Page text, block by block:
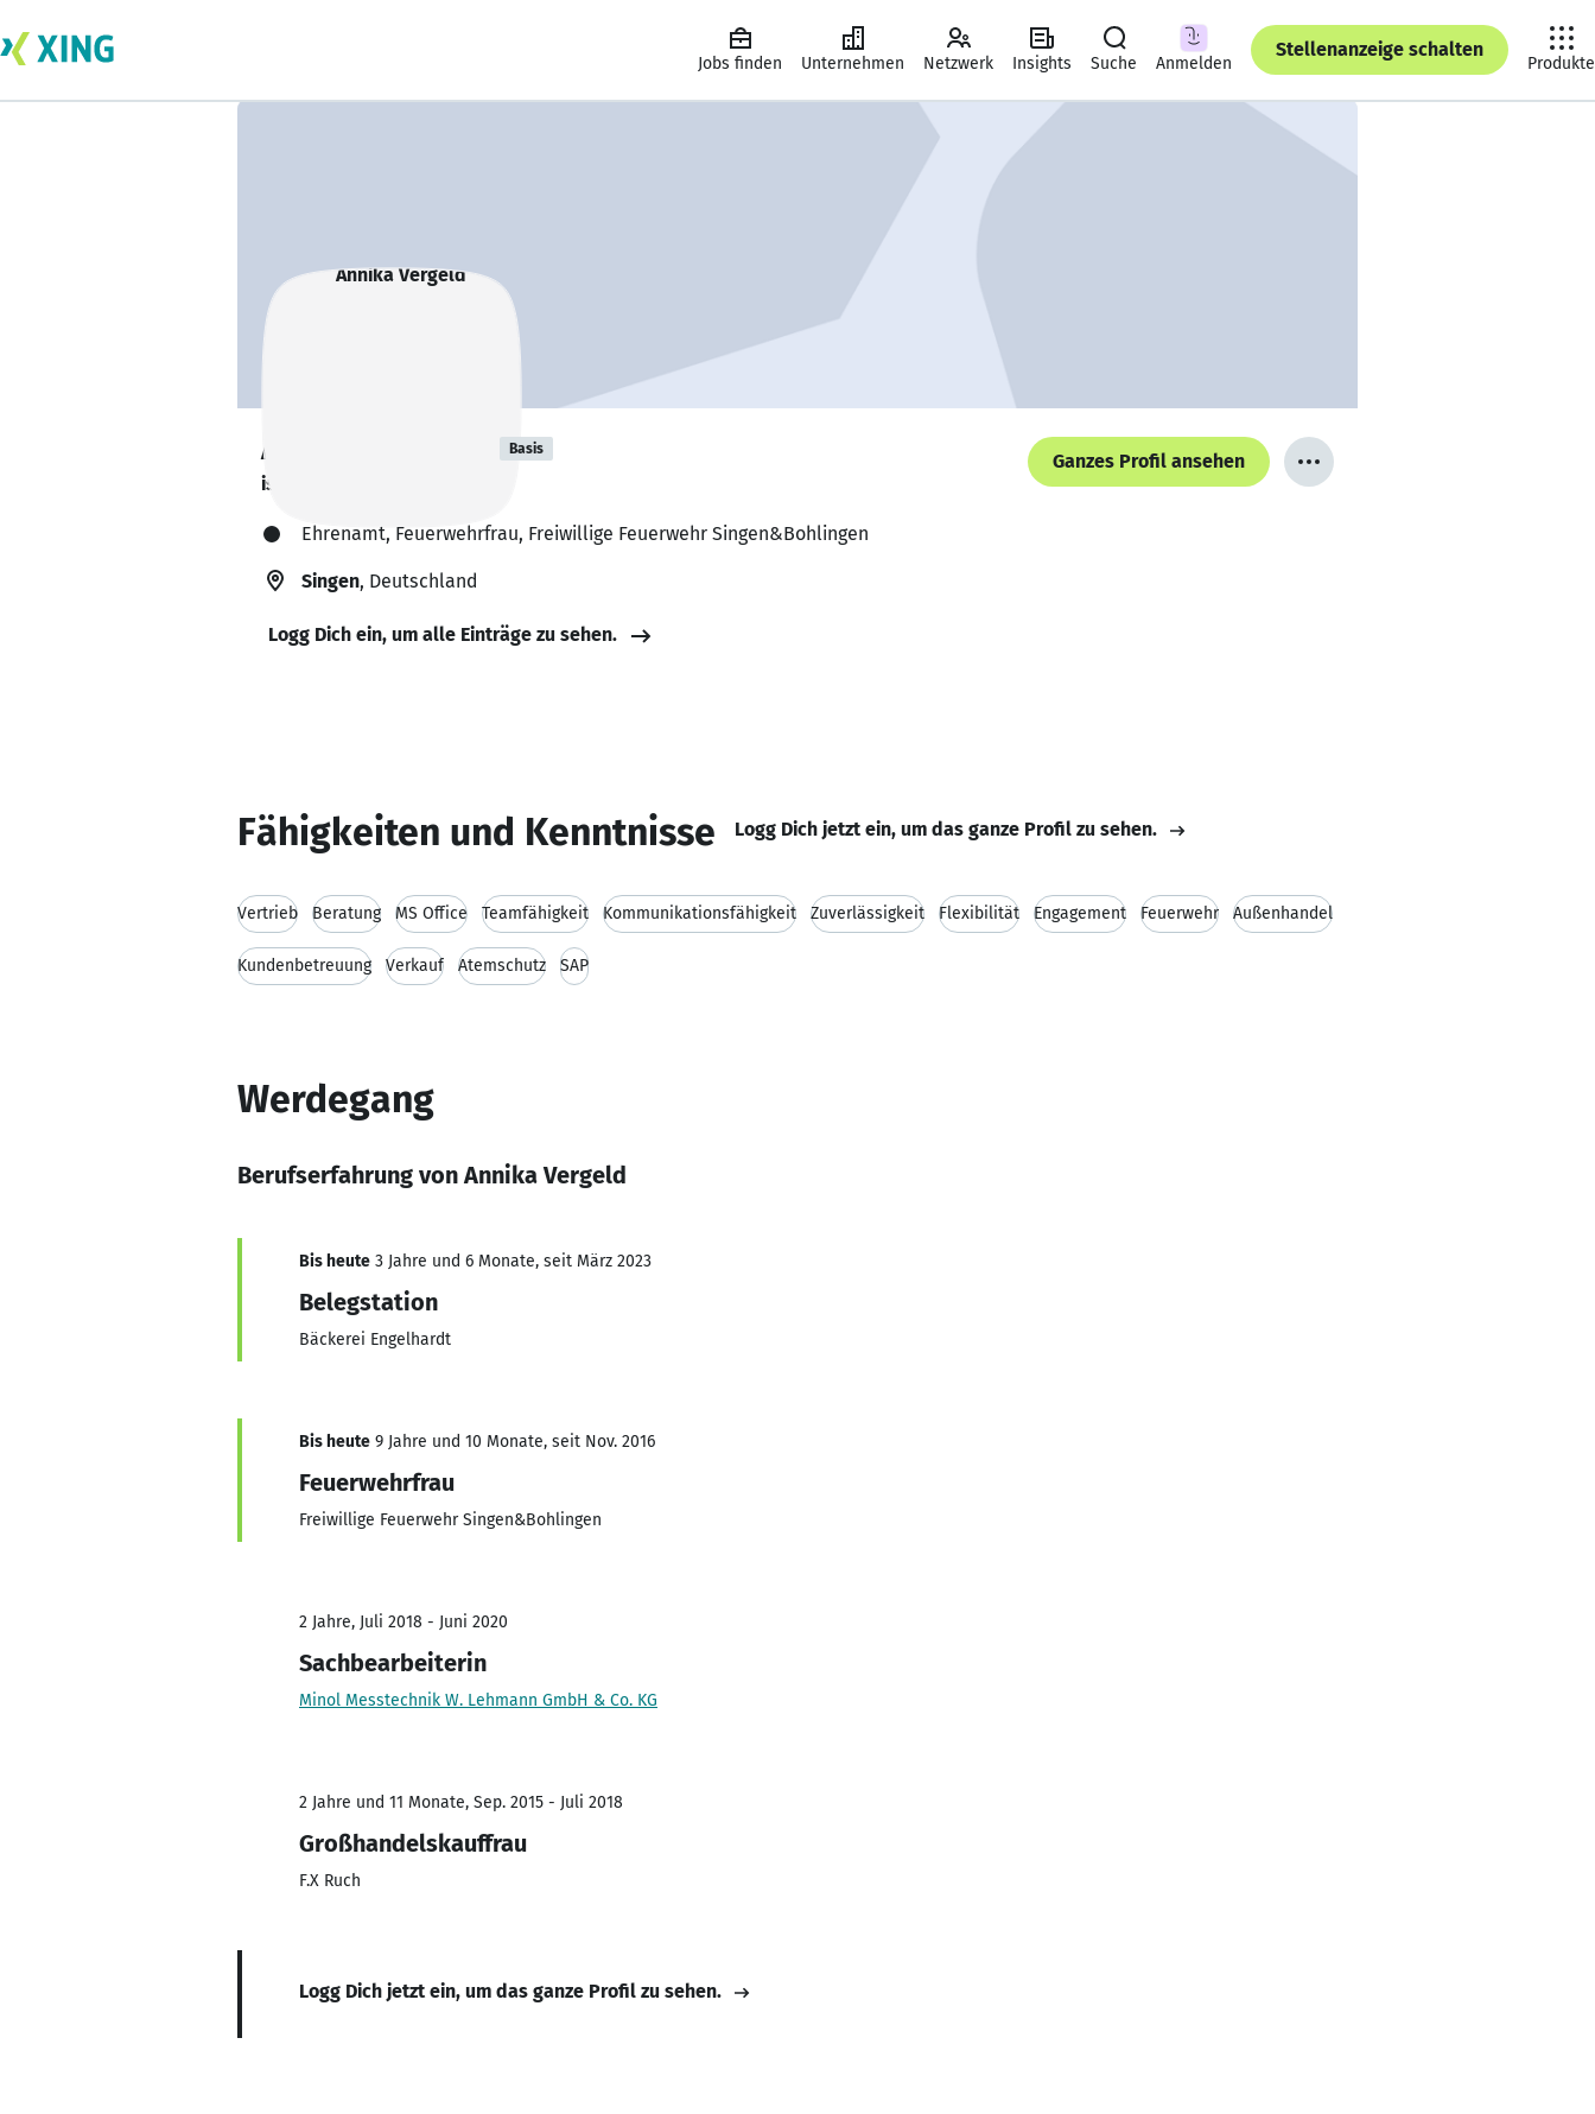
Jobs finden Unternehmen Netzwerk Insights Suche Anmelden
Stellenanzeige schalten
Produkte
Annika Vergeld Basis
ist offen für Projekte. 🔎
Ganzes Profil ansehen
Ehrenamt, Feuerwehrfrau, Freiwillige Feuerwehr Singen&Bohlingen
Singen, Deutschland
Logg Dich ein, um alle Einträge zu sehen.
Fähigkeiten und Kenntnisse Logg Dich jetzt ein, um das ganze Profil zu sehen.
Vertrieb Beratung MS Office Teamfähigkeit Kommunikationsfähigkeit Zuverlässigkeit Flexibilität Engagement Feuerwehr Außenhandel
Kundenbetreuung Verkauf Atemschutz SAP
Werdegang
Berufserfahrung von Annika Vergeld
Bis heute 3 Jahre und 6 Monate, seit März 2023
Belegstation
Bäckerei Engelhardt
Bis heute 9 Jahre und 10 Monate, seit Nov. 2016
Feuerwehrfrau
Freiwillige Feuerwehr Singen&Bohlingen
2 Jahre, Juli 2018 - Juni 2020
Sachbearbeiterin
Minol Messtechnik W. Lehmann GmbH & Co. KG
2 Jahre und 11 Monate, Sep. 2015 - Juli 2018
Großhandelskauffrau
F.X Ruch
Logg Dich jetzt ein, um das ganze Profil zu sehen.